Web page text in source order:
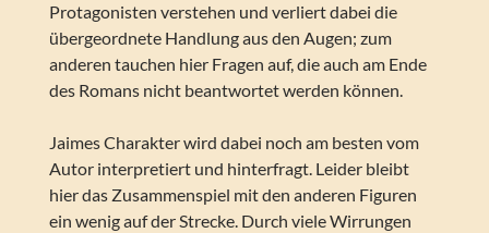
Protagonisten verstehen und verliert dabei die
übergeordnete Handlung aus den Augen; zum
anderen tauchen hier Fragen auf, die auch am Ende
des Romans nicht beantwortet werden können.
Jaimes Charakter wird dabei noch am besten vom
Autor interpretiert und hinterfragt. Leider bleibt
hier das Zusammenspiel mit den anderen Figuren
ein wenig auf der Strecke. Durch viele Wirrungen